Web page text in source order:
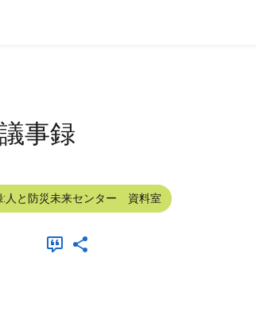
事録
:人と防災未来センター 資料室